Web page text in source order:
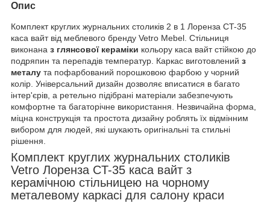
Опис
Комплект круглих журнальних столиків 2 в 1 Лоренза CT-35
каса вайт від меблевого бренду Vetro Mebel. Стільниця
виконана з глянсової кераміки кольору каса вайт стійкою до
подряпин та перепадів температур. Каркас виготовлений з
металу та пофарбований порошковою фарбою у чорний
колір. Універсальний дизайн дозволяє вписатися в багато
інтер'єрів, а ретельно підібрані матеріали забезпечують
комфортне та багаторічне використання. Незвичайна форма,
міцна конструкція та простота дизайну роблять їх відмінним
вибором для людей, які шукають оригінальні та стильні
рішення.
Комплект круглих журнальних столиків
Vetro Лоренза CT-35 каса вайт з
керамічною стільницею на чорному
металевому каркасі для салону краси